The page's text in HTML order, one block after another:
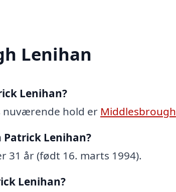
Lenihan
Lenihan?
nuværende hold er Middlesbrough
Patrick Lenihan?
31 år (født 16. marts 1994).
Lenihan?